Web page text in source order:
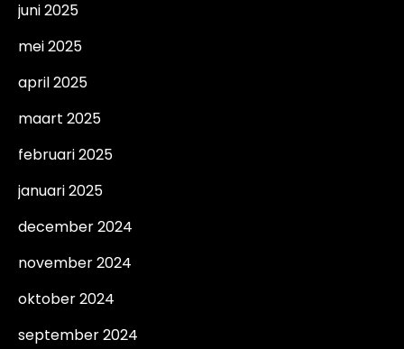
juni 2025
mei 2025
april 2025
maart 2025
februari 2025
januari 2025
december 2024
november 2024
oktober 2024
september 2024